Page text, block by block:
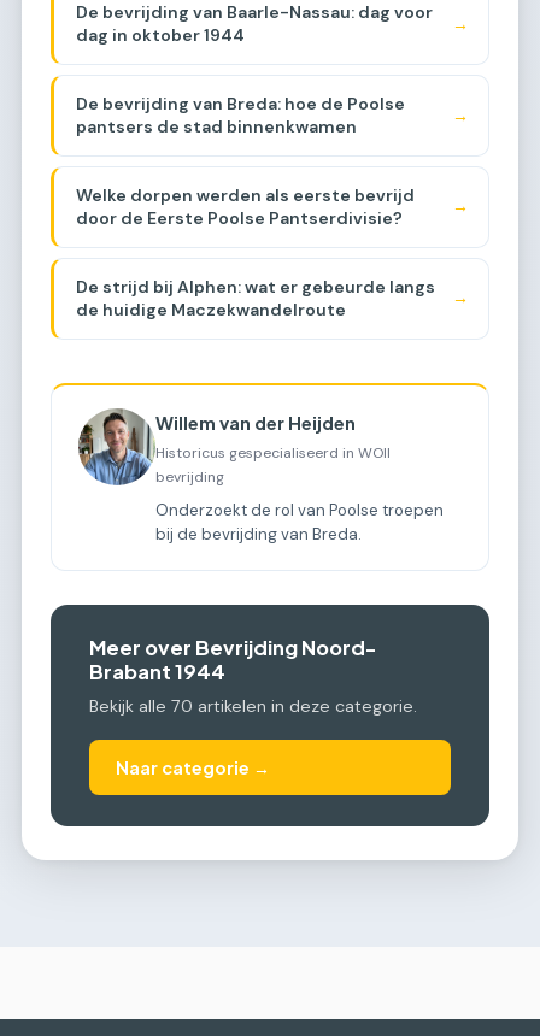
De bevrijding van Baarle-Nassau: dag voor
dag in oktober 1944
→
De bevrijding van Breda: hoe de Poolse
pantsers de stad binnenkwamen
→
Welke dorpen werden als eerste bevrijd
door de Eerste Poolse Pantserdivisie?
→
De strijd bij Alphen: wat er gebeurde langs
de huidige Maczekwandelroute
→
Willem van der Heijden
Historicus gespecialiseerd in WOII
bevrijding
Onderzoekt de rol van Poolse troepen
bij de bevrijding van Breda.
Meer over Bevrijding Noord-
Brabant 1944
Bekijk alle 70 artikelen in deze categorie.
Naar categorie →